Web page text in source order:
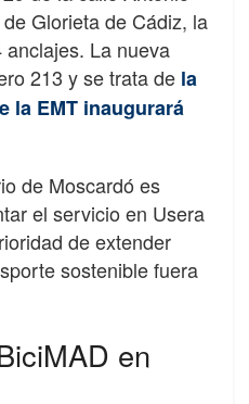
Glorieta de Cádiz, la
La nueva
213 y se trata de la
la EMT inaugurará
de Moscardó es
el servicio en Usera
de extender
sostenible fuera
en